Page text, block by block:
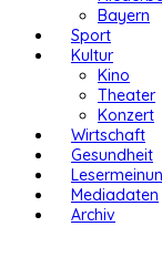
Bayern
Sport
Kultur
Kino
Theater
Konzert
Wirtschaft
Gesundheit
Mediadaten
Archiv